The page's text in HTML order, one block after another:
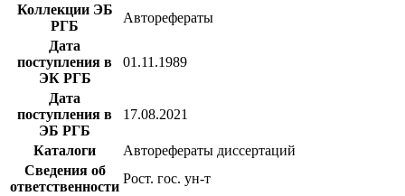
Коллекции ЭБ
РГБ
Авторефераты
Дата
поступления в
ЭК РГБ
01.11.1989
Дата
поступления в
ЭБ РГБ
17.08.2021
Каталоги
Авторефераты диссертаций
Сведения об
ответственности
Рост. гос. ун-т